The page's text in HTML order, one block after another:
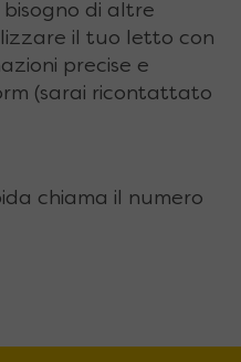
bisogno di altre
il tuo letto con
precise e
(sarai ricontattato
chiama il numero